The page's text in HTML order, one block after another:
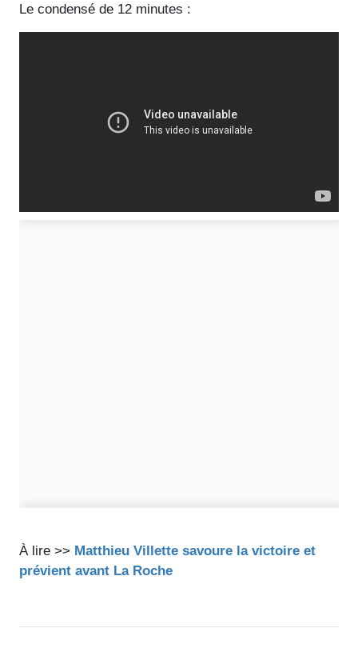
Le condensé de 12 minutes :
À lire >> Matthieu Villette savoure la victoire et
prévient avant La Roche